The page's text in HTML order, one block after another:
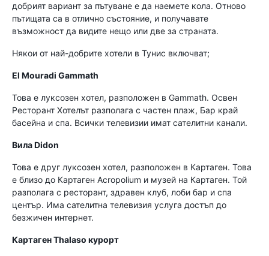
добрият вариант за пътуване е да наемете кола. Отново
пътищата са в отлично състояние, и получавате
възможност да видите нещо или две за страната.
Някои от най-добрите хотели в Тунис включват;
El Mouradi Gammath
Това е луксозен хотел, разположен в Gammath. Освен
Ресторант Хотелът разполага с частен плаж, Бар край
басейна и спа. Всички телевизии имат сателитни канали.
Вила Didon
Това е друг луксозен хотел, разположен в Картаген. Това
е близо до Картаген Acropolium и музей на Картаген. Той
разполага с ресторант, здравен клуб, лоби бар и спа
център. Има сателитна телевизия услуга достъп до
безжичен интернет.
Картаген Thalaso курорт